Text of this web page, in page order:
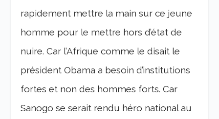
rapidement mettre la main sur ce jeune
homme pour le mettre hors d’état de
nuire. Car l’Afrique comme le disait le
président Obama a besoin d’institutions
fortes et non des hommes forts. Car
Sanogo se serait rendu héro national au